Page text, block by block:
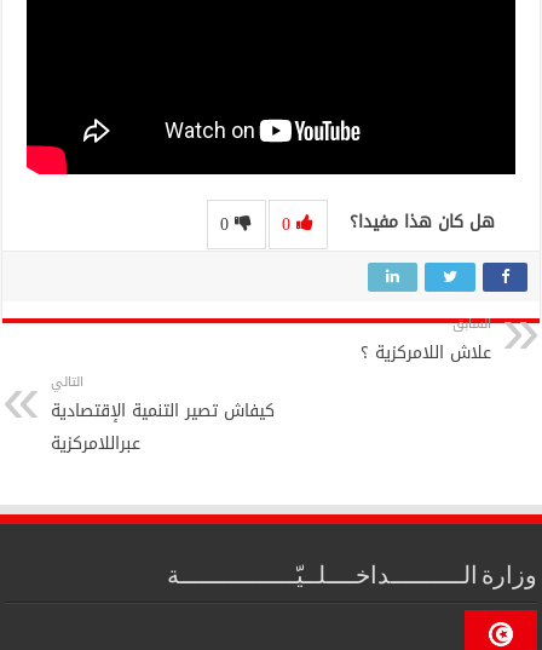
هل كان هذا مفيدا؟ 0
0
السابق
علاش اللامركزية ؟
التالي
كيفاش تصير التنمية الإقتصادية
عبراللامركزية
وزارة الــــــــــداخــــلــيّــــــــــــــــة